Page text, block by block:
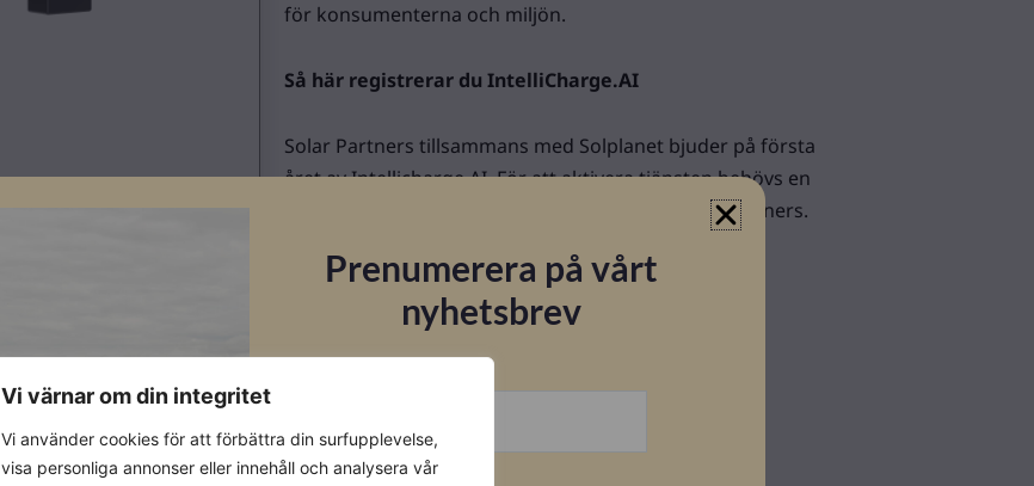
Vi värnar om din integritet
Vi använder cookies för att förbättra din surfupplevelse,
visa personliga annonser eller innehåll och analysera vår
för konsumenterna och miljön.
Så här registrerar du IntelliCharge.AI
Solar Partners tillsammans med Solplanet bjuder på första
året av Intellicharge AI. För att aktivera tjänsten behövs en
licens/produktnyckel som tillhandahålls av Solar Partners.
montageanvisningar.
Datablad
Prenumerera på vårt
nyhetsbrev
Förnamn